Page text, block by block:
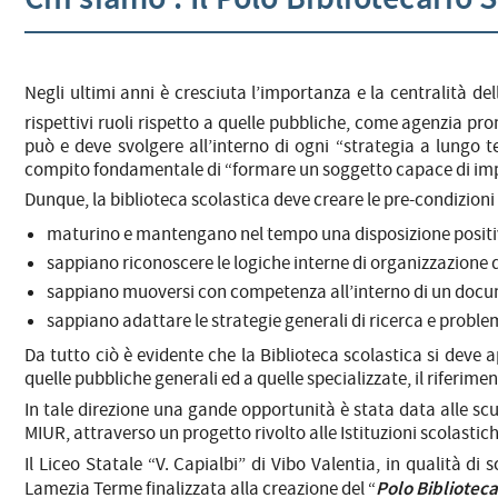
Negli ultimi anni è cresciuta l’importanza e la centralità
rispettivi ruoli rispetto a quelle pubbliche, come agenzia
può e deve svolgere all’interno di ogni “strategia a lungo
compito fondamentale di “formare un soggetto capace di
Dunque, la biblioteca scolastica deve creare le pre-
maturino e mantengano nel tempo una disposizione
sappiano riconoscere le logiche interne di organizzazione
sappiano muoversi con competenza all’interno di un
sappiano adattare le strategie generali di ricerca e
Da tutto ciò è evidente che la Biblioteca scolastica si
quelle pubbliche generali ed a quelle specializzate, il
In tale direzione una gande opportunità è stata data alle
MIUR, attraverso un progetto rivolto alle Istituzioni
Il Liceo Statale “V. Capialbi” di Vibo Valentia, in qualità
Lamezia Terme finalizzata alla creazione del “Polo